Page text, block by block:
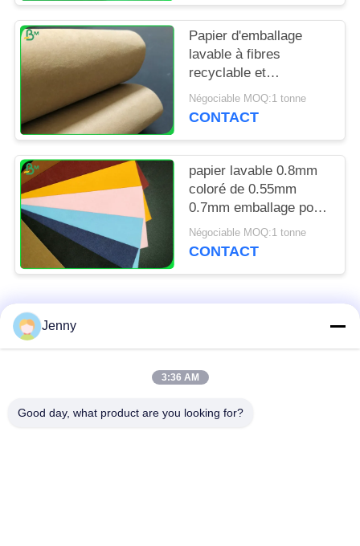
Papier d'emballage
lavable à fibres
recyclable et
imperméable pour le
sac d'ordinateur
Négociable MOQ:1 tonne
CONTACT
papier lavable 0.8mm
coloré de 0.55mm
0.7mm emballage pour
la fabrication de
expédition de sac
Négociable MOQ:1 tonne
CONTACT
Catégories populaires
petit pain brun de
Jenny
3:36 AM
Good day, what product are you looking for?